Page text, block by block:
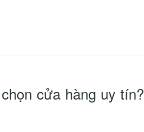
cửa hàng uy tín?